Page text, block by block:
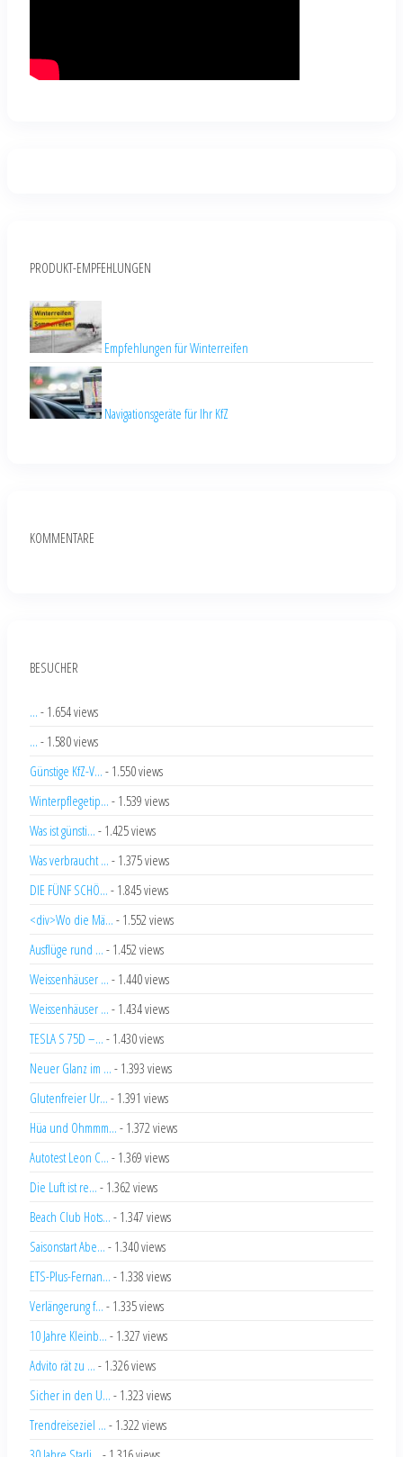
PRODUKT-EMPFEHLUNGEN
Empfehlungen für Winterreifen
Navigationsgeräte für Ihr KfZ
KOMMENTARE
BESUCHER
... - 1.654 views
... - 1.580 views
Günstige KfZ-V... - 1.550 views
Winterpflegetip... - 1.539 views
Was ist günsti... - 1.425 views
Was verbraucht ... - 1.375 views
DIE FÜNF SCHÖ... - 1.845 views
<div>Wo die Mä... - 1.552 views
Ausflüge rund ... - 1.452 views
Weissenhäuser ... - 1.440 views
Weissenhäuser ... - 1.434 views
TESLA S 75D –... - 1.430 views
Neuer Glanz im ... - 1.393 views
Glutenfreier Ur... - 1.391 views
Hüa und Ohmmm... - 1.372 views
Autotest Leon C... - 1.369 views
Die Luft ist re... - 1.362 views
Beach Club Hots... - 1.347 views
Saisonstart Abe... - 1.340 views
ETS-Plus-Fernan... - 1.338 views
Verlängerung f... - 1.335 views
10 Jahre Kleinb... - 1.327 views
Advito rät zu ... - 1.326 views
Sicher in den U... - 1.323 views
Trendreiseziel ... - 1.322 views